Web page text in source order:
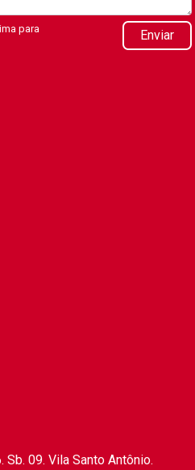
para
Enviar
Sb. 09. Vila Santo Antônio.